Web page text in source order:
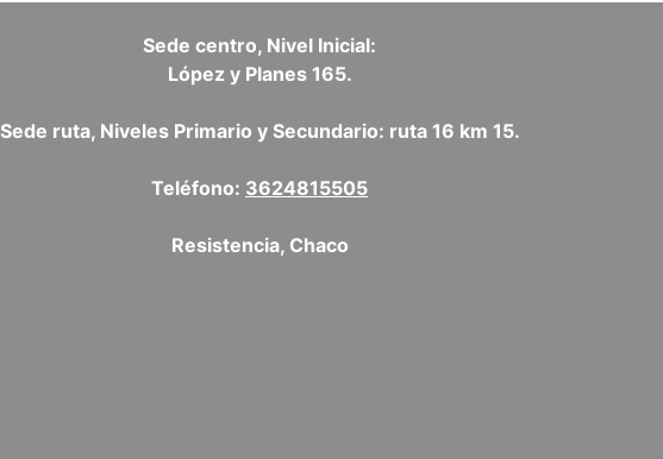
Sede centro, Nivel Inicial:
López y Planes 165.
Sede ruta, Niveles Primario y Secundario: ruta 16 km 15.
Teléfono: 3624815505
Resistencia, Chaco